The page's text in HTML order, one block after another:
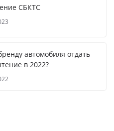
СБКТС
автомобиля отдать
в 2022?